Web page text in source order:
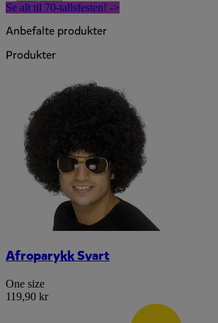
Se alt til 70-tallsfesten! ->
Anbefalte produkter
Produkter
Afroparykk Svart
One size
119,90 kr